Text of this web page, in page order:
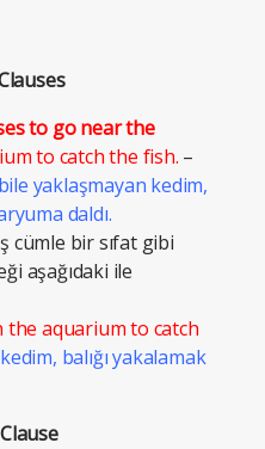
to go near the
to catch the fish. –
yaklaşmayan kedim,
daldı.
cümle bir sıfat gibi
aşağıdaki ile
the aquarium to catch
balığı yakalamak